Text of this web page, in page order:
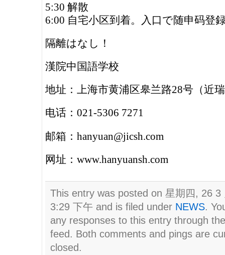
5:30 解散
6:00 自宅小区到着。入口で随申码登
隔離はなし！
漢院中国語学校
地址：上海市黄浦区皋兰路28号（近
电话：021-5306 7271
邮箱：hanyuan@jicsh.com
网址：www.hanyuansh.com
This entry was posted on 星期四, 26 3
3:29 下午 and is filed under NEWS.
any responses to this entry through
feed. Both comments and pings are
closed.